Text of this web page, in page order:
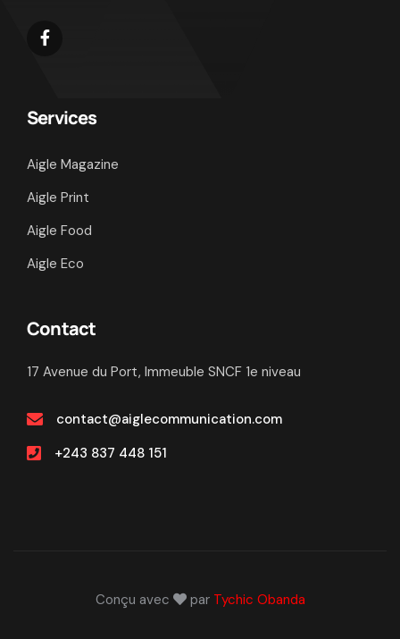
Services
Aigle Magazine
Aigle Print
Aigle Food
Aigle Eco
Contact
17 Avenue du Port, Immeuble SNCF 1e niveau
contact@aiglecommunication.com
+243 837 448 151
Conçu avec par Tychic Obanda